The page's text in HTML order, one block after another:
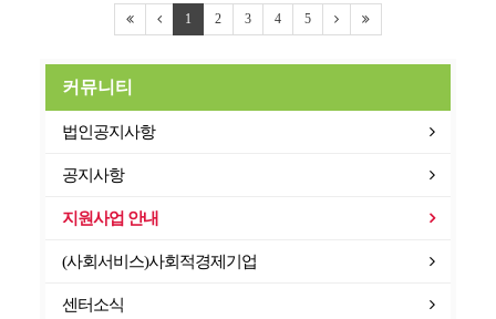
1 2 3 4 5
커뮤니티
법인공지사항
공지사항
지원사업 안내
(사회서비스)사회적경제기업
센터소식